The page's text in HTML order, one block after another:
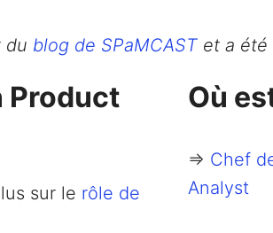
du blog de SPaMCAST et a été
Product
sur le rôle de
Où
=> Chef
Analyst